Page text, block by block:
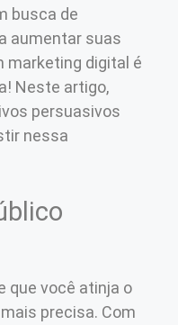
busca de
aumentar suas
marketing digital é
Neste artigo,
persuasivos
nessa
que você atinja o
precisa. Com